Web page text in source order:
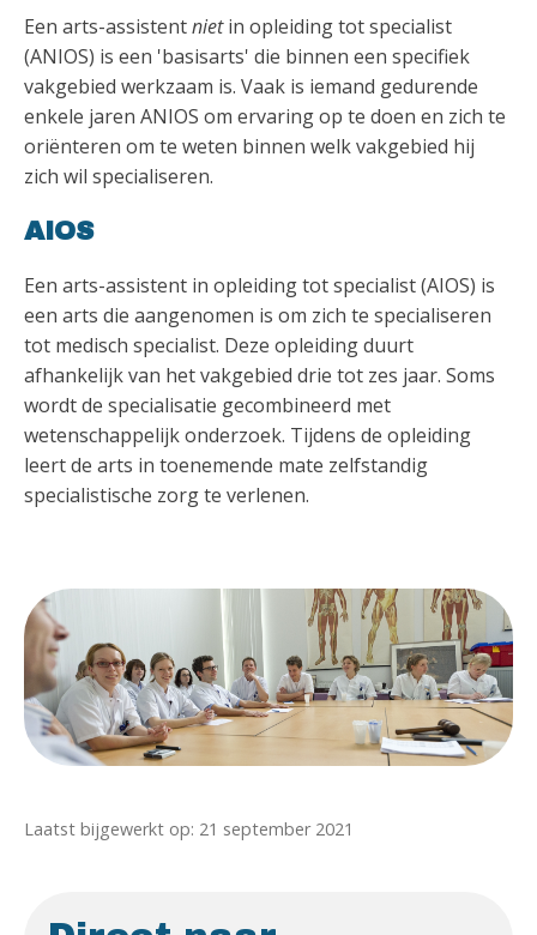
Een arts-assistentnietin opleiding tot specialist
(ANIOS) is een 'basisarts' die binnen een specifiek
vakgebied werkzaam is. Vaak is iemand gedurende
enkele jaren ANIOS om ervaring op te doen en zich te
oriënteren om te weten binnen welk vakgebied hij
zich wil specialiseren.
AIOS
Een arts-assistent in opleiding tot specialist (AIOS) is
een arts die aangenomen is om zich te specialiseren
tot medisch specialist. Deze opleiding duurt
afhankelijk van het vakgebied drie tot zes jaar. Soms
wordt de specialisatie gecombineerd met
wetenschappelijk onderzoek. Tijdens de opleiding
leert de arts in toenemende mate zelfstandig
specialistische zorg te verlenen.
Laatst bijgewerkt op: 21 september 2021